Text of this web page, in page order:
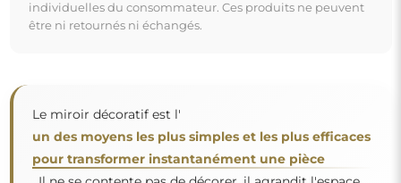
Si vous n'avez pas trouvé la dimension de miroir
réaliser sont de200×300 cm
ronds d'un diamètre de200 cm. Nous fabriquons les
miroirs sur commande individuelle. Nous vous
invitons à envoyer votre demande accompagnée du